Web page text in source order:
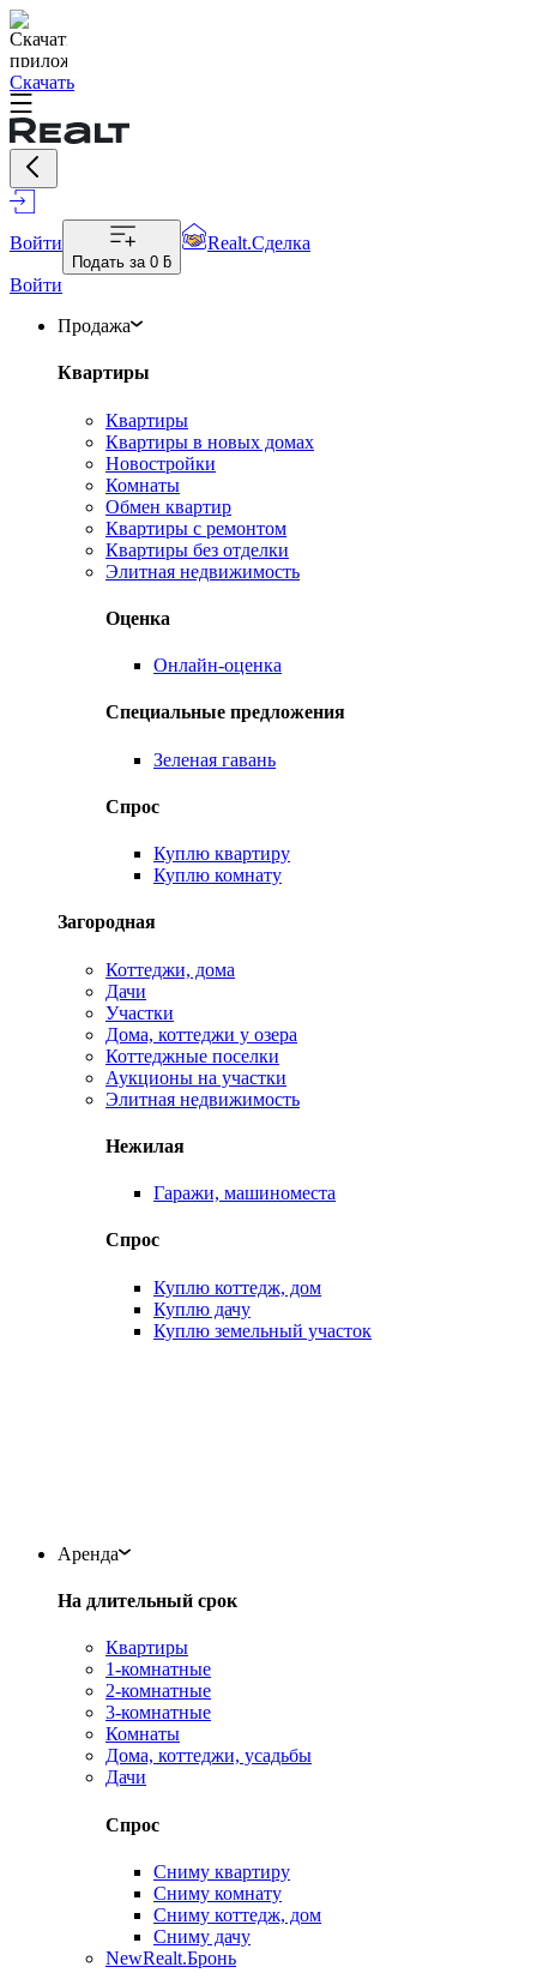
Скачать
Войти
Подать за 0 ƃ
Realt.Сделка
Войти
Продажа
Квартиры
Квартиры
Квартиры в новых домах
Новостройки
Комнаты
Обмен квартир
Квартиры с ремонтом
Квартиры без отделки
Элитная недвижимость
Оценка
Онлайн-оценка
Специальные предложения
Зеленая гавань
Спрос
Куплю квартиру
Куплю комнату
Загородная
Коттеджи, дома
Дачи
Участки
Дома, коттеджи у озера
Коттеджные поселки
Аукционы на участки
Элитная недвижимость
Нежилая
Гаражи, машиноместа
Спрос
Куплю коттедж, дом
Куплю дачу
Куплю земельный участок
Аренда
На длительный срок
Квартиры
1-комнатные
2-комнатные
3-комнатные
Комнаты
Дома, коттеджи, усадьбы
Дачи
Спрос
Сниму квартиру
Сниму комнату
Сниму коттедж, дом
Сниму дачу
NewRealt.Бронь